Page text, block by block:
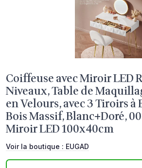
Coiffeuse avec Miroir LED
Niveaux, Table de
en Velours, avec 3 Tiroirs à
Bois Massif, Blanc+Doré,
Miroir LED 100x40cm
Voir la boutique : EUGAD